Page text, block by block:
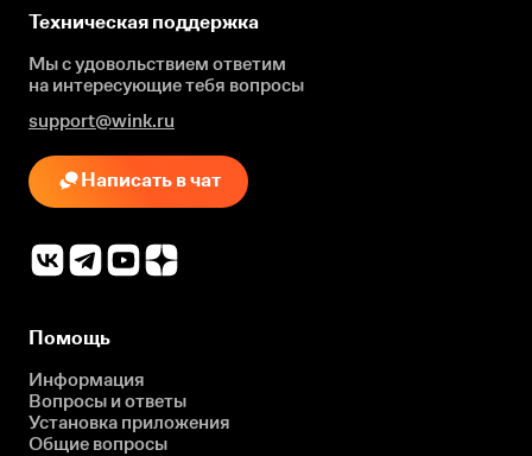
Техническая поддержка
Мы с удовольствием ответим
на интересующиетебя вопросы
support@wink.ru
Написать в чат
Помощь
Информация
Вопросы и ответы
Установка приложения
Общие вопросы